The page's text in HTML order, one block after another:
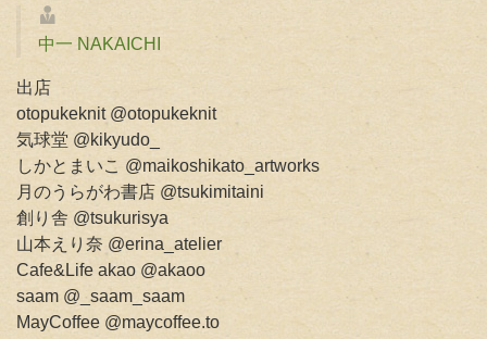
中一 NAKAICHI
出店
otopukeknit @otopukeknit
気球堂 @kikyudo_
しかとまいこ @maikoshikato_artworks
月のうらがわ書店 @tsukimitaini
創り舎 @tsukurisya
山本えり奈 @erina_atelier
Cafe&Life akao @akaoo
saam @_saam_saam
MayCoffee @maycoffee.to